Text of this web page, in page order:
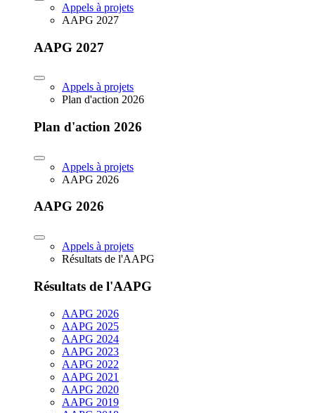
Appels à projets
AAPG 2027
AAPG 2027
Appels à projets
Plan d'action 2026
Plan d'action 2026
Appels à projets
AAPG 2026
AAPG 2026
Appels à projets
Résultats de l'AAPG
Résultats de l'AAPG
AAPG 2026
AAPG 2025
AAPG 2024
AAPG 2023
AAPG 2022
AAPG 2021
AAPG 2020
AAPG 2019